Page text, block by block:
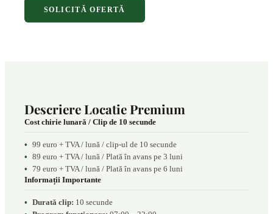
SOLICITĂ OFERTĂ
Descriere Locatie Premium
Cost chirie lunară / Clip de 10 secunde
99 euro + TVA / lună / clip-ul de 10 secunde
89 euro + TVA / lună / Plată în avans pe 3 luni
79 euro + TVA / lună / Plată în avans pe 6 luni
Informații Importante
Durată clip: 10 secunde